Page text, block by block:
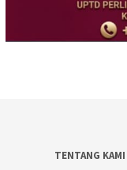
TENTANG KAMI